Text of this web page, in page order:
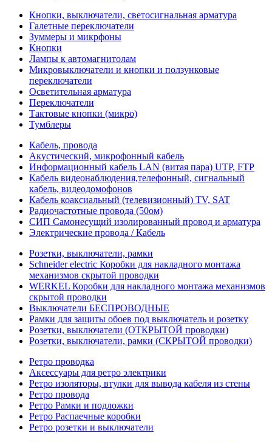
Кнопки, выключатели, светосигнальная арматура
Галетные переключатели
Зуммеры и микрфоны
Кнопки
Лампы к автомагнитолам
Микровыключатели и кнопки и ползунковые
переключатели
Осветительная арматура
Переключатели
Тактовые кнопки (микро)
Тумблеры
Кабель, провода
Акустический, микрофонный кабель
Информационный кабель LAN (витая пара) UTP, FTP
Кабель видеонаблюдения,телефонный, сигнальный
кабель, видеодомофонов
Кабель коаксиальный (телевизионный) TV, SAT
Радиочастотные провода (50ом)
СИП Самонесущий изолированный провод и арматура
Электрические провода / Кабель
Розетки, выключатели, рамки
Schneider electric Коробки для накладного монтажа
механизмов скрытой проводки
WERKEL Коробки для накладного монтажа механизмов
скрытой проводки
Выключатели БЕСПРОВОДНЫЕ
Рамки для защиты обоев под выключатель и розетку
Розетки, выключатели (ОТКРЫТОЙ проводки)
Розетки, выключатели, рамки (СКРЫТОЙ проводки)
Ретро проводка
Аксессуары для ретро электрики
Ретро изоляторы, втулки для вывода кабеля из стены
Ретро провода
Ретро Рамки и подложки
Ретро Распаечные коробки
Ретро розетки и выключатели